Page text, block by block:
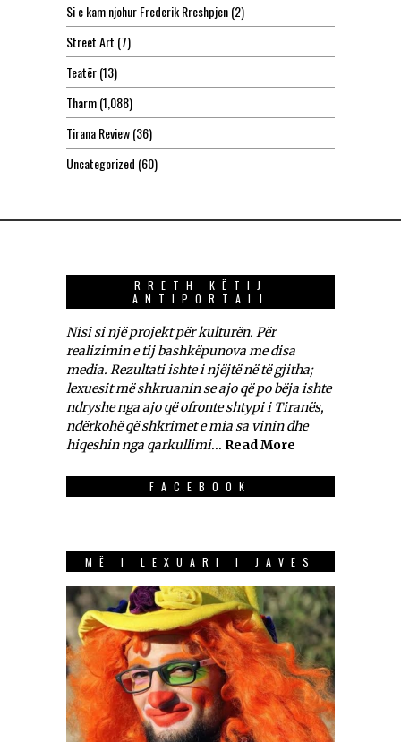
Si e kam njohur Frederik Rreshpjen(2)
Street Art (7)
Teatër(13)
Tharm(1,088)
Tirana Review(36)
Uncategorized (60)
RRETH KËTIJ
ANTIPORTALI
Nisi si një projekt për kulturën. Për
realizimin e tij bashkëpunova me disa
media. Rezultati ishte i njëjtë në të gjitha;
lexuesit më shkruanin se ajo që po bëja ishte
ndryshe nga ajo që ofronte shtypi i Tiranës,
ndërkohë që shkrimet e mia sa vinin dhe
hiqeshin nga qarkullimi... Read More
FACEBOOK
MË I LEXUARI I JAVES